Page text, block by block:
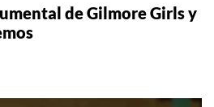
de Gilmore Girls y